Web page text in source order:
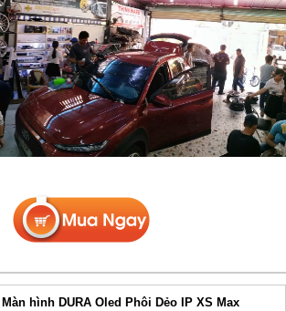
Màn hình DURA Oled Phôi Dẻo IP XS Max